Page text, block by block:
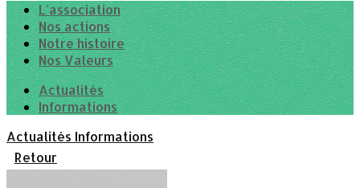
L'association
Nos actions
Notre histoire
Nos Valeurs
Actualités
Informations
Actualités Informations
Retour